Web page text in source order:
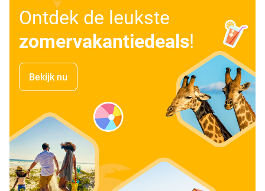
Ontdek de leukste
zomervakantiedeals!
Bekijk nu